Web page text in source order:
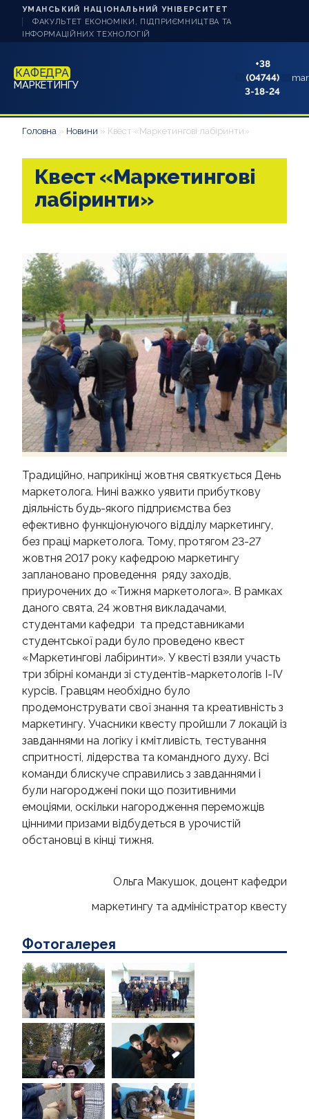
УМАНСЬКИЙ НАЦІОНАЛЬНИЙ УНІВЕРСИТЕТ
ФАКУЛЬТЕТ ЕКОНОМІКИ, ПІДПРИЄМНИЦТВА ТА
ІНФОРМАЦІЙНИХ ТЕХНОЛОГІЙ
КАФЕДРА
МАРКЕТИНГУ
+38
(04744)
3-18-24
НОВИНИ
СТУДЕНТУ
АБІТУРІЄНТУ
НАУКОВА РОБОТА
АКРЕДИТАЦІЯ
КОНТАКТИ
Головна » Новини » Квест «Маркетингові лабіринти»
Квест «Маркетингові
лабіринти»
Традиційно, наприкінці жовтня святкується День
маркетолога. Нині важко уявити прибуткову
діяльність будь-якого підприємства без
ефективно функціонуючого відділу маркетингу,
без праці маркетолога. Тому, протягом 23-27
жовтня 2017 року кафедрою маркетингу
заплановано проведення ряду заходів,
приурочених до «Тижня маркетолога». В рамках
даного свята, 24 жовтня викладачами,
студентами кафедри та представниками
студентської ради було проведено квест
«Маркетингові лабіринти». У квесті взяли участь
три збірні команди зі студентів-маркетологів І-ІV
курсів. Гравцям необхідно було
продемонструвати свої знання та креативність з
маркетингу. Учасники квесту пройшли 7 локацій із
завданнями на логіку і кмітливість, тестування
спритності, лідерства та командного духу. Всі
команди блискуче справились з завданнями і
були нагороджені поки що позитивними
емоціями, оскільки нагородження переможців
цінними призами відбудеться в урочистій
обстановці в кінці тижня.
Ольга Макушок, доцент кафедри
маркетингу та адміністратор квесту
Фотогалерея